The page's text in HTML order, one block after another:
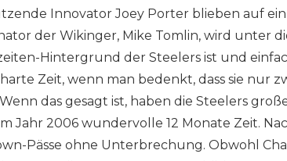
Innovator Joey Porter blieben auf ein
der Wikinger, Mike Tomlin, wird unter
Hintergrund der Steelers ist und
Zeit, wenn man bedenkt, dass sie nur
das gesagt ist, haben die Steelers
Jahr 2006 wundervolle 12 Monate Zeit.
Pässe ohne Unterbrechung. Obwohl